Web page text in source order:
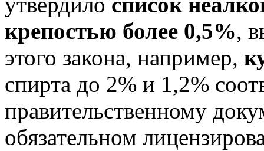
крепостью более 0,5%,
этого закона, например,
спирта до 2% и 1,2%
правительственному
обязательном